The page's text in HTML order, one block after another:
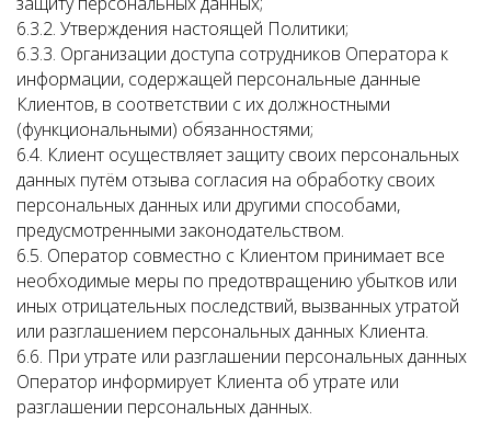
6.3.2. Утверждения настоящей Политики;
6.3.3. Организации доступа сотрудников Оператора к
информации, содержащей персональные данные
Клиентов, в соответствии с их должностными
(функциональными) обязанностями;
6.4. Клиент осуществляет защиту своих персональных
данных путём отзыва согласия на обработку своих
персональных данных или другими способами,
предусмотренными законодательством.
6.5. Оператор совместно с Клиентом принимает все
необходимые меры по предотвращению убытков или
иных отрицательных последствий, вызванных утратой
или разглашением персональных данных Клиента.
6.6. При утрате или разглашении персональных данных
Оператор информирует Клиента об утрате или
разглашении персональных данных.